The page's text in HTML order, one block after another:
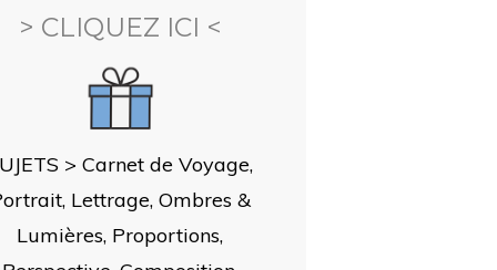
> CLIQUEZ ICI <
> Carnet de Voyage,
Lettrage, Ombres &
Lumières, Proportions,